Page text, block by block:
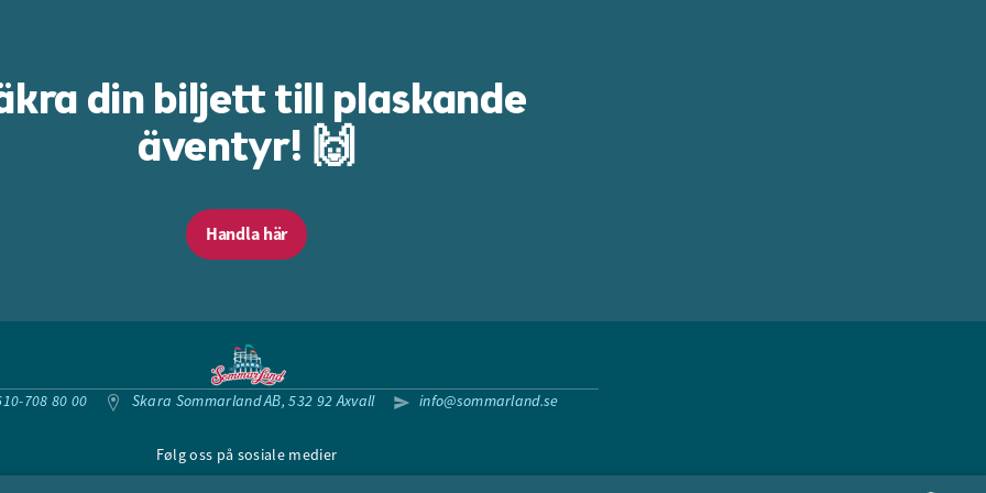
din biljett till plaskande
äventyr! 🙌
Handla här
708 80 00 Skara Sommarland AB, 532 92 Axvall info@sommarland.se
Følg oss på sosiale medier